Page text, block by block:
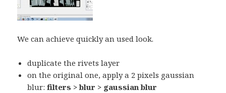
We can achieve quickly an used look.
duplicate the rivets layer
on the original one, apply a 2 pixels gaussian
blur:filters > blur > gaussian blur